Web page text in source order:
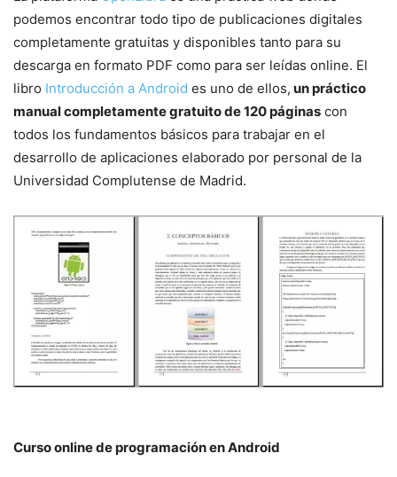
podemos encontrar todo tipo de publicaciones digitales
completamente gratuitas y disponibles tanto para su
descarga en formato PDF como para ser leídas online. El
libro Introducción a Android es uno de ellos, un práctico
manual completamente gratuito de 120 páginas con
todos los fundamentos básicos para trabajar en el
desarrollo de aplicaciones elaborado por personal de la
Universidad Complutense de Madrid.
Curso online de programación en Android